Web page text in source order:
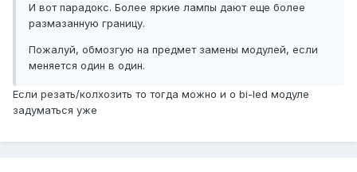
И вот парадокс. Более яркие лампы дают еще более
размазанную границу.
Пожалуй, обмозгую на предмет замены модулей, если
меняется один в один.
Если резать/колхозить то тогда можно и о bi-led модуле
задуматься уже